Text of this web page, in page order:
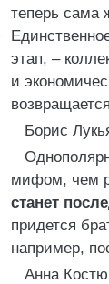
теперь сама
этап, –
и
Борис
мифом, чем
станет
придется
например,
Анна